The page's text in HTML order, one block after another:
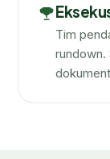
Tim
rundown.